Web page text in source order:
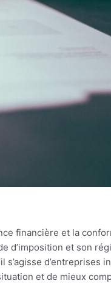
financière et la
d’imposition et son
d’entreprises
et de mieux